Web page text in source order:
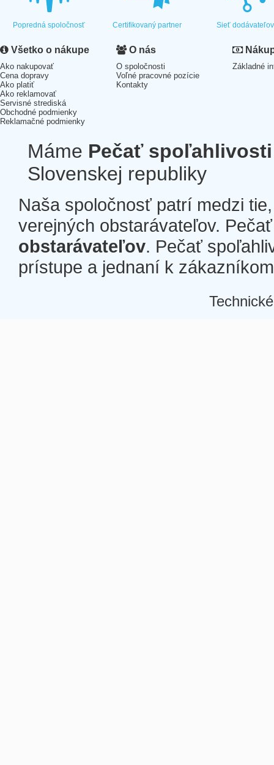
Popredná spoločnosť Certifikovaný partner Sieť dodávateľov
Všetko o nákupe
Ako nakupovať
Cena dopravy
Ako platiť
Ako reklamovať
Servisné strediská
Obchodné podmienky
Reklamačné podmienky
O nás
O spoločnosti
Voľné pracovné pozície
Kontakty
Základné
Máme Pečať spoľahlivosti
Slovenskej republiky
Naša spoločnosť patrí medzi
verejných obstarávateľov.
obstarávateľov. Pečať
prístupe a jednaní k